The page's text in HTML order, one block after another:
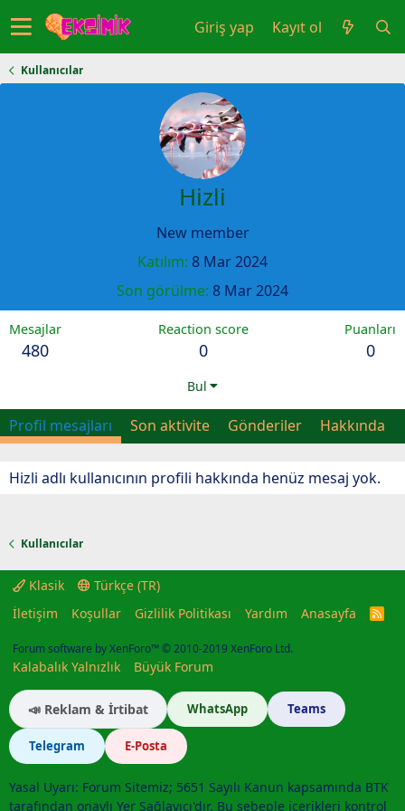
Giriş yap Kayıt ol
Kullanıcılar
Hizli
New member
Katılım 8 Mar 2024
Son görülme 8 Mar 2024
Mesajlar
480
Reaction score
0
Puanları
0
Bul
Profil mesajları Son aktivite Gönderiler Hakkında
Hizli adlı kullanıcının profili hakkında henüz mesaj yok.
Kullanıcılar
Klasik
Türkçe (TR)
İletişim
Koşullar Gizlilik Politikası Yardım Anasayfa
R
Forum software by XenForo™© 2010-2019 XenForo Ltd.
Kalabalık Yalnızlık Büyük Forum
📣 Reklam & İrtibat WhatsApp Teams
Telegram E-Posta
Yasal Uyarı: Forum Sitemiz; 5651 Sayılı Kanun kapsamında BTK
tarafından onaylı Yer Sağlayıcı'dır. Bu sebeple içerikleri kontrol